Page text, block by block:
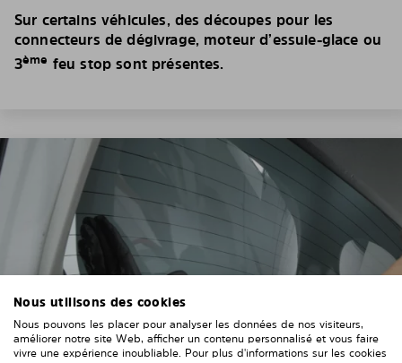
Sur certains véhicules, des découpes pour les
connecteurs de dégivrage, moteur d’essuie-glace ou
3ème feu stop sont présentes.
Nous utilisons des cookies
Nous pouvons les placer pour analyser les données de nos visiteurs,
améliorer notre site Web, afficher un contenu personnalisé et vous faire
vivre une expérience inoubliable. Pour plus d'informations sur les cookies